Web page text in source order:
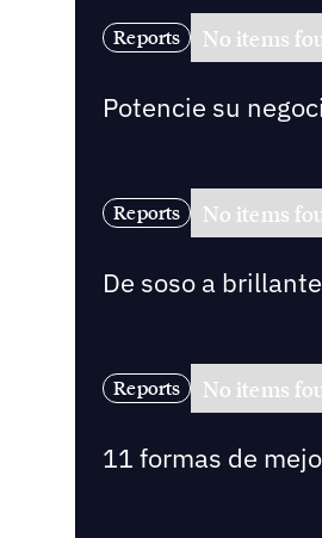
Reports No items
Potencie su
Reports No items
De soso a
Reports No items
11 formas de